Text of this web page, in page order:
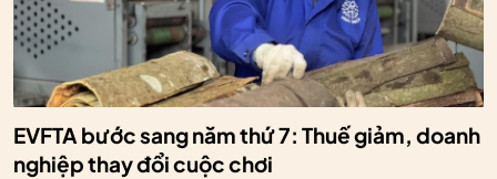
EVFTA bước sang năm thứ 7: Thuế giảm, doanh
nghiệp thay đổi cuộc chơi